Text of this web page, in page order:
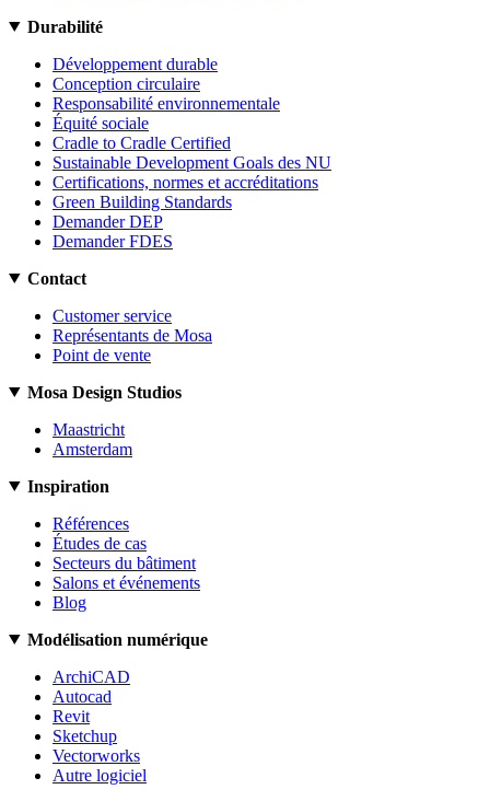
Durabilité
Développement durable
Conception circulaire
Responsabilité environnementale
Équité sociale
Cradle to Cradle Certified
Sustainable Development Goals des NU
Certifications, normes et accréditations
Green Building Standards
Demander DEP
Demander FDES
Contact
Customer service
Représentants de Mosa
Point de vente
Mosa Design Studios
Maastricht
Amsterdam
Inspiration
Références
Études de cas
Secteurs du bâtiment
Salons et événements
Blog
Modélisation numérique
ArchiCAD
Autocad
Revit
Sketchup
Vectorworks
Autre logiciel